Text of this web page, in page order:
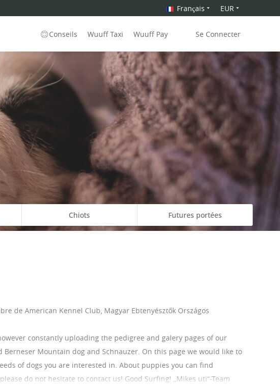
Français EUR
Conseils Wuuff Taxi Wuuff Pay Se Connecter
Chiots Futures portées
de American Kennel Club, Magyar Ebtenyésztők Országos
constantly uploading the pedigree and galery pages of our
Mountain dog and Schnauzer. On this page we would like to
of dogs you are interested in. About puppies you can find
do not hesitate to contact us! Good Surfing! „Mikes uti“-Team